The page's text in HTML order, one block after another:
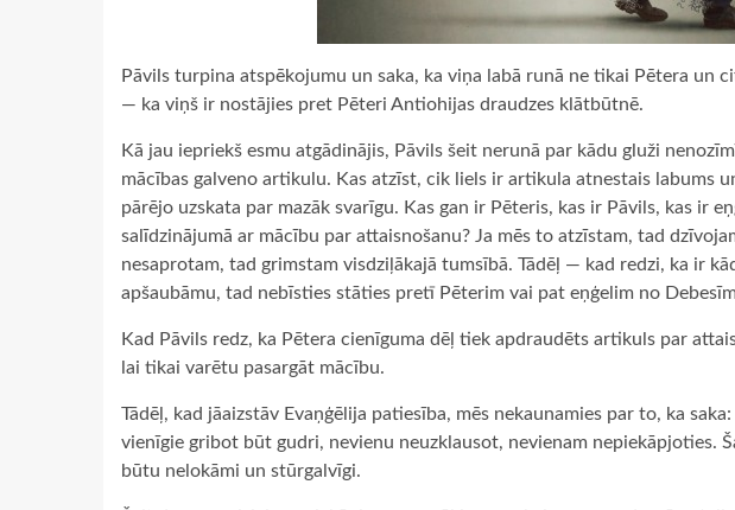
Pāvils turpina atspēkojumu un saka, ka viņa labā runā ne tikai Pētera un
— ka viņš ir nostājies pret Pēteri Antiohijas draudzes klātbūtnē.
Kā jau iepriekš esmu atgādinājis, Pāvils šeit nerunā par kādu gluži
mācības galveno artikulu. Kas atzīst, cik liels ir artikula atnestais labums
pārējo uzskata par mazāk svarīgu. Kas gan ir Pēteris, kas ir Pāvils, kas ir
salīdzinājumā ar mācību par attaisnošanu? Ja mēs to atzīstam, tad
nesaprotam, tad grimstam visdziļākajā tumsībā. Tādēļ — kad redzi, ka ir
apšaubāmu, tad nebīsties stāties pretī Pēterim vai pat eņģelim no
Kad Pāvils redz, ka Pētera cienīguma dēļ tiek apdraudēts artikuls par
lai tikai varētu pasargāt mācību.
Tādēļ, kad jāaizstāv Evaņģēlija patiesība, mēs nekaunamies par to, ka
vienīgie gribot būt gudri, nevienu neuzklausot, nevienam nepiekāpjoties.
būtu nelokāmi un stūrgalvīgi.